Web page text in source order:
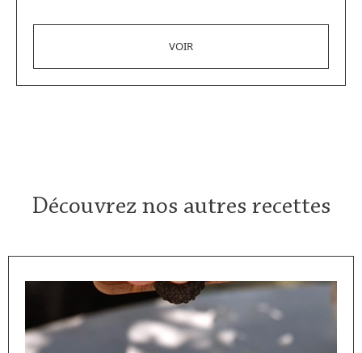
Découvrez nos autres recettes